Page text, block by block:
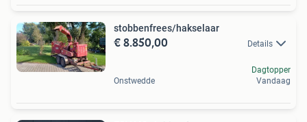
stobbenfrees/hakselaar
€ 8.850,00 Details
Onstwedde
Dagtopper
Vandaag